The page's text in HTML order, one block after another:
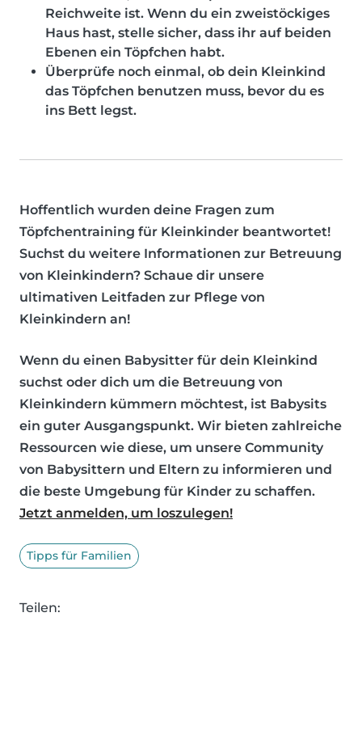
Reichweite ist. Wenn du ein zweistöckiges
Haus hast, stelle sicher, dass ihr auf beiden
Ebenen ein Töpfchen habt.
Überprüfe noch einmal, ob dein Kleinkind
das Töpfchen benutzen muss, bevor du es
ins Bett legst.
Hoffentlich wurden deine Fragen zum
Töpfchentraining für Kleinkinder beantwortet!
Suchst du weitere Informationen zur Betreuung
von Kleinkindern? Schaue dir unsere
ultimativen Leitfaden zur Pflege von
Kleinkindern an!
Wenn du einen Babysitter für dein Kleinkind
suchst oder dich um die Betreuung von
Kleinkindern kümmern möchtest, ist Babysits
ein guter Ausgangspunkt. Wir bieten zahlreiche
Ressourcen wie diese, um unsere Community
von Babysittern und Eltern zu informieren und
die beste Umgebung für Kinder zu schaffen.
Jetzt anmelden, um loszulegen!
Tipps für Familien
Teilen: